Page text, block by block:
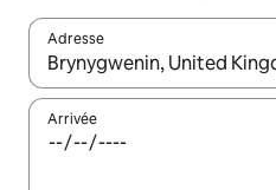
Adresse
Lorsque les résultats
Arrivée